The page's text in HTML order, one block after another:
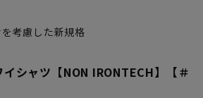
考慮した新規格
シャツ【NON IRONTECH】【＃